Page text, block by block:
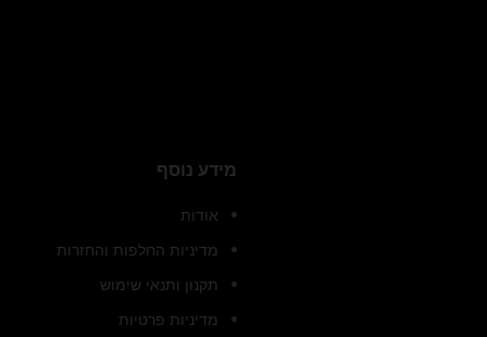
מידע נוסף
אודות
מדיניות החלפות והחזרות
תקנון ותנאי שימוש
מדיניות פרטיות